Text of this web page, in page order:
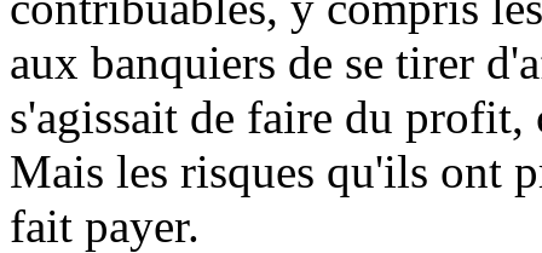
aux banquiers de se tirer
s'agissait de faire du
Mais les risques qu'ils ont
fait payer.